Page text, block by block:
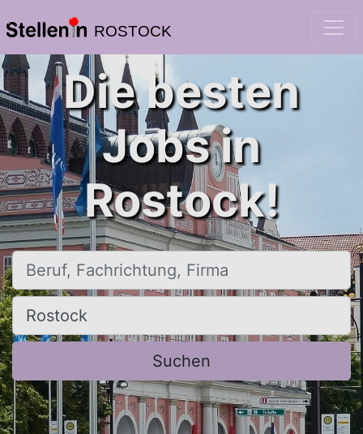
ROSTOCK
Die besten
Jobs in
Rostock!
Beruf, Fachrichtung, Firma
Ort, Stadt
Suchen